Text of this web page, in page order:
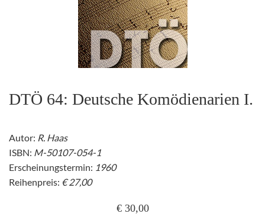
DTÖ 64: Deutsche Komödienarien I.
Autor: R. Haas
ISBN: M-50107-054-1
Erscheinungstermin: 1960
Reihenpreis: € 27,00
€ 30,00